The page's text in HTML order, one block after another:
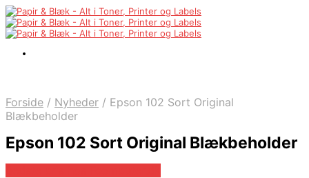
Forside / Nyheder / Epson 102 Sort Original
Blækbeholder
Epson 102 Sort Original Blækbeholder